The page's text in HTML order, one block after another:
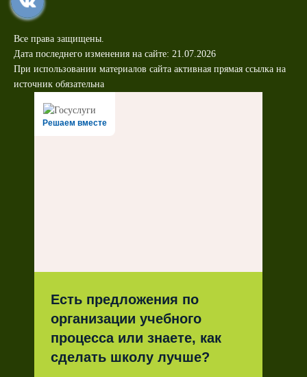
Все права защищены.
Дата последнего изменения на сайте: 21.07.2026
При использовании материалов сайта активная прямая ссылка на
источник обязательна
Решаем вместе
Есть предложения по
организации учебного
процесса или знаете, как
сделать школу лучше?